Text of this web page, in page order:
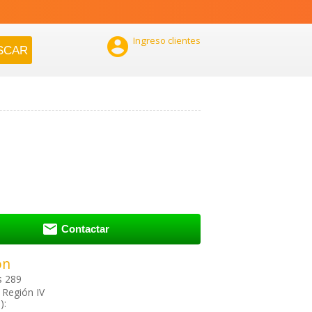
 Ingreso clientes
 Contactar
289
IV